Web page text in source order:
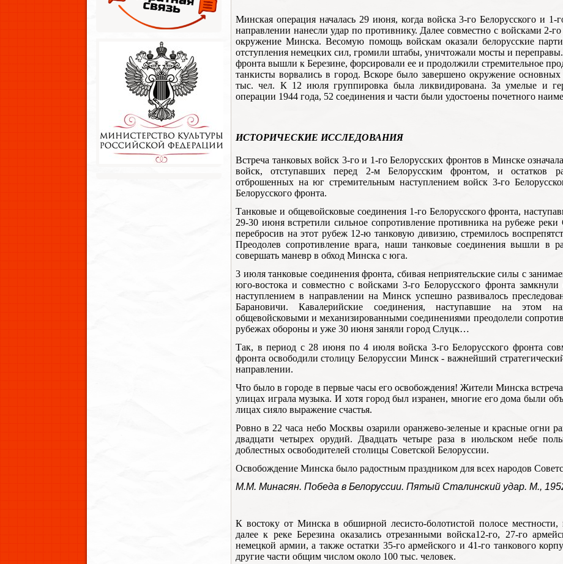
Минская операция началась 29 июня, когда войска 3-го Белорусского и
направлении нанесли удар по противнику. Далее совместно с войсками 2-
окружение Минска. Весомую помощь войскам оказали белорусские
отступления немецких сил, громили штабы, уничтожали мосты и
фронта вышли к Березине, форсировали ее и продолжили стремительное
танкисты ворвались в город. Вскоре было завершено окружение
тыс. чел. К 12 июля группировка была ликвидирована. За умелые и
операции 1944 года, 52 соединения и части были удостоены почетного
ИСТОРИЧЕСКИЕ ИССЛЕДОВАНИЯ
Встреча танковых войск 3-го и 1-го Белорусских фронтов в Минске
войск, отступавших перед 2-м Белорусским фронтом, и остатков
отброшенных на юг стремительным наступлением войск 3-го
Белорусского фронта.
Танковые и общевойсковые соединения 1-го Белорусского фронта,
29-30 июня встретили сильное сопротивление противника на рубеже
перебросив на этот рубеж 12-ю танковую дивизию, стремилось
Преодолев сопротивление врага, наши танковые соединения вышли в
совершать маневр в обход Минска с юга.
3 июля танковые соединения фронта, сбивая неприятельские силы с
юго-востока и совместно с войсками 3-го Белорусского фронта
наступлением в направлении на Минск успешно развивалось
Барановичи. Кавалерийские соединения, наступавшие на этом
общевойсковыми и механизированными соединениями преодолели
рубежах обороны и уже 30 июня заняли город Слуцк…
Так, в период с 28 июня по 4 июля войска 3-го Белорусского фронта
фронта освободили столицу Белоруссии Минск - важнейший
направлении.
Что было в городе в первые часы его освобождения! Жители Минска
улицах играла музыка. И хотя город был изранен, многие его дома были
лицах сияло выражение счастья.
Ровно в 22 часа небо Москвы озарили оранжево-зеленые и красные огни
двадцати четырех орудий. Двадцать четыре раза в июльском небе
доблестных освободителей столицы Советской Белоруссии.
Освобождение Минска было радостным праздником для всех народов
М.М. Минасян. Победа в Белоруссии. Пятый Сталинский удар. М.,
К востоку от Минска в обширной лесисто-болотистой полосе
далее к реке Березина оказались отрезанными войска12-го, 27-го
немецкой армии, а также остатки 35-го армейского и 41-го танкового
другие части общим числом около 100 тыс. человек.